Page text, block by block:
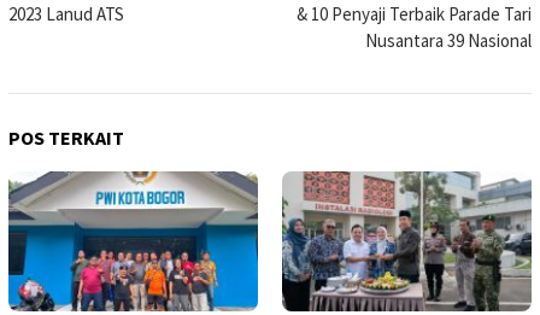
2023 Lanud ATS
& 10 Penyaji Terbaik Parade Tari
Nusantara 39 Nasional
POS TERKAIT